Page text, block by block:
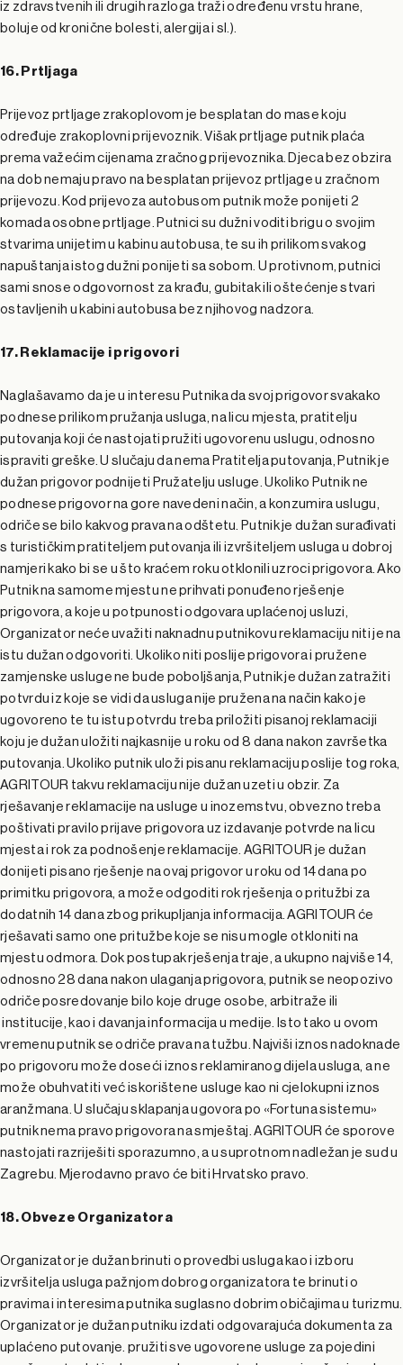
iz zdravstvenih ili drugih razloga traži određenu vrstu hrane,
boluje od kronične bolesti, alergija i sl.).
16. Prtljaga
Prijevoz prtljage zrakoplovom je besplatan do mase koju
određuje zrakoplovni prijevoznik. Višak prtljage putnik plaća
prema važećim cijenama zračnog prijevoznika. Djeca bez obzira
na dob nemaju pravo na besplatan prijevoz prtljage u zračnom
prijevozu. Kod prijevoza autobusom putnik može ponijeti 2
komada osobne prtljage. Putnici su dužni voditi brigu o svojim
stvarima unijetim u kabinu autobusa, te su ih prilikom svakog
napuštanja istog dužni ponijeti sa sobom. U protivnom, putnici
sami snose odgovornost za krađu, gubitak ili oštećenje stvari
ostavljenih u kabini autobusa bez njihovog nadzora.
17. Reklamacije i prigovori
Naglašavamo da je u interesu Putnika da svoj prigovor svakako
podnese prilikom pružanja usluga, na licu mjesta, pratitelju
putovanja koji će nastojati pružiti ugovorenu uslugu, odnosno
ispraviti greške. U slučaju da nema Pratitelja putovanja, Putnik je
dužan prigovor podnijeti Pružatelju usluge. Ukoliko Putnik ne
podnese prigovor na gore navedeni način, a konzumira uslugu,
odriče se bilo kakvog prava na odštetu. Putnik je dužan surađivati
s turističkim pratiteljem putovanja ili izvršiteljem usluga u dobroj
namjeri kako bi se u što kraćem roku otklonili uzroci prigovora. Ako
Putnik na samome mjestu ne prihvati ponuđeno rješenje
prigovora, a koje u potpunosti odgovara uplaćenoj usluzi,
Organizator neće uvažiti naknadnu putnikovu reklamaciju niti je na
istu dužan odgovoriti. Ukoliko niti poslije prigovora i pružene
zamjenske usluge ne bude poboljšanja, Putnik je dužan zatražiti
potvrdu iz koje se vidi da usluga nije pružena na način kako je
ugovoreno te tu istu potvrdu treba priložiti pisanoj reklamaciji
koju je dužan uložiti najkasnije u roku od 8 dana nakon završetka
putovanja. Ukoliko putnik uloži pisanu reklamaciju poslije tog roka,
AGRITOUR takvu reklamaciju nije dužan uzeti u obzir. Za
rješavanje reklamacije na usluge u inozemstvu, obvezno treba
poštivati pravilo prijave prigovora uz izdavanje potvrde na licu
mjesta i rok za podnošenje reklamacije. AGRITOUR je dužan
donijeti pisano rješenje na ovaj prigovor u roku od 14 dana po
primitku prigovora, a može odgoditi rok rješenja o pritužbi za
dodatnih 14 dana zbog prikupljanja informacija. AGRITOUR će
rješavati samo one pritužbe koje se nisu mogle otkloniti na
mjestu odmora. Dok postupak rješenja traje, a ukupno najviše 14,
odnosno 28 dana nakon ulaganja prigovora, putnik se neopozivo
odriče posredovanje bilo koje druge osobe, arbitraže ili
institucije, kao i davanja informacija u medije. Isto tako u ovom
vremenu putnik se odriče prava na tužbu. Najviši iznos nadoknade
po prigovoru može doseći iznos reklamiranog dijela usluga, a ne
može obuhvatiti već iskorištene usluge kao ni cjelokupni iznos
aranžmana. U slučaju sklapanja ugovora po «Fortuna sistemu»
putnik nema pravo prigovora na smještaj. AGRITOUR će sporove
nastojati razriješiti sporazumno, a u suprotnom nadležan je sud u
Zagrebu. Mjerodavno pravo će biti Hrvatsko pravo.
18. Obveze Organizatora
Organizator je dužan brinuti o provedbi usluga kao i izboru
izvršitelja usluga pažnjom dobrog organizatora te brinuti o
pravima i interesima putnika suglasno dobrim običajima u turizmu.
Organizator je dužan putniku izdati odgovarajuća dokumenta za
uplaćeno putovanje. pružiti sve ugovorene usluge za pojedini